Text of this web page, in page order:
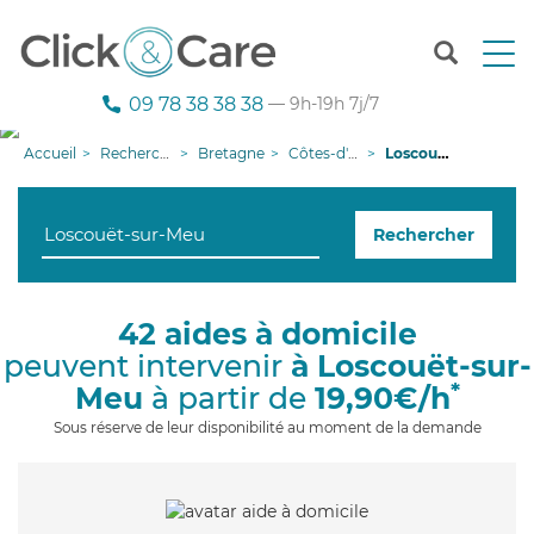
T
n
g
i
09 78 38 38 38 — 9h-19h 7j/7
Accueil Recherche aide à domicile Bretagne Côtes-d'armor Loscouët-sur-Meu
Rechercher
42 aides à domicile
peuvent intervenir à Loscouët-sur-
Meu à partir de 19,90€/h*
Sous réserve de leur disponibilité au moment de la demande